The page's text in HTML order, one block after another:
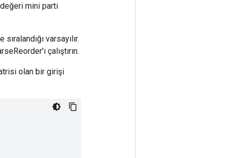
mini parti
varsayılır.
çalıştırın.
olan bir girişi